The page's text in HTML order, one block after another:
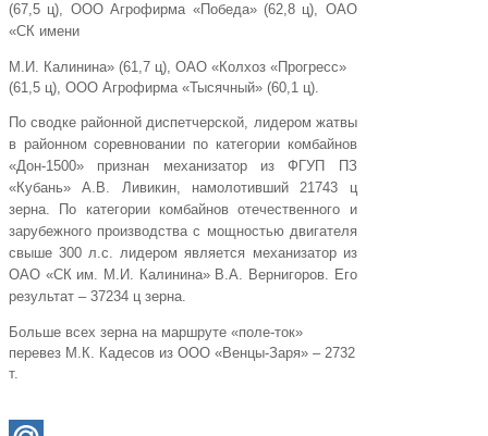
(67,5 ц), ООО Агрофирма «Победа» (62,8 ц), ОАО
«СК имени
М.И. Калинина» (61,7 ц), ОАО «Колхоз «Прогресс»
(61,5 ц), ООО Агрофирма «Тысячный» (60,1 ц).
По сводке районной диспетчерской, лидером жатвы
в районном соревновании по категории комбайнов
«Дон-1500» признан механизатор из ФГУП ПЗ
«Кубань» А.В. Ливикин, намолотивший 21743 ц
зерна. По категории комбайнов отечественного и
зарубежного производства с мощностью двигателя
свыше 300 л.с. лидером является механизатор из
ОАО «СК им. М.И. Калинина» В.А. Вернигоров. Его
результат – 37234 ц зерна.
Больше всех зерна на маршруте «поле-ток»
перевез М.К. Кадесов из ООО «Венцы-Заря» – 2732
т.